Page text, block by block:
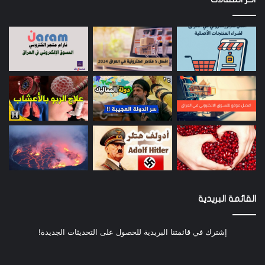
VLC
لا يتطلب VLC أي مقدمة من قائمة البرامج . يمكن
القول إنه أفضل مشغل وسائط على نظام Windows
ويدعم قائمة طويلة من تنسيقات الفيديو. VLC هو
برنامج مفتوح المصدر ، وفي إطار المشروع ، طور
المجتمع العديد من برامج الترميز البديلة مثل تلك
الخاصة. باستخدام FFmpeg ، يمكن لـ VLC تقديم
ترميز وفك تشفير فيديو من الدرجة الأولى ، حتى على
الأجهزة المنخفضة الجودة. يمكن لـ VLC أيضًا تشغيل
جهد.
برامج جنبًا إلى جنب ، إذا كنت تبحث عن مشغل فيديو
القائمة البريدية
إشترك في قائمتنا البريدية للحصول على التحديثات الجديدة!